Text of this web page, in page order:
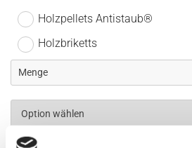
Holzpellets Antistaub®
Holzbriketts